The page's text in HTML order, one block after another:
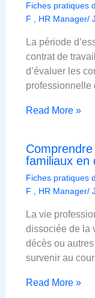
Fiches pratiques
F , HR Manager/
La période
contrat de
d’évaluer les
Read More »
familiaux en
Fiches pratiques
F , HR Manager/
La vie
dissociée de la
décès ou
survenir au
Read More »